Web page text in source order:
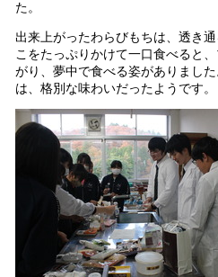
た。
出来上がったわらびもちは、透き
こをたっぷりかけて一口食べると
がり、夢中で食べる姿がありまし
は、格別な味わいだったようです。